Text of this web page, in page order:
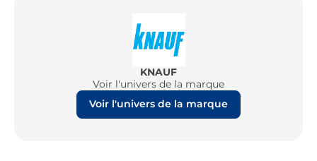
KNAUF
Voir l'univers de la marque
Voir l'univers de la marque